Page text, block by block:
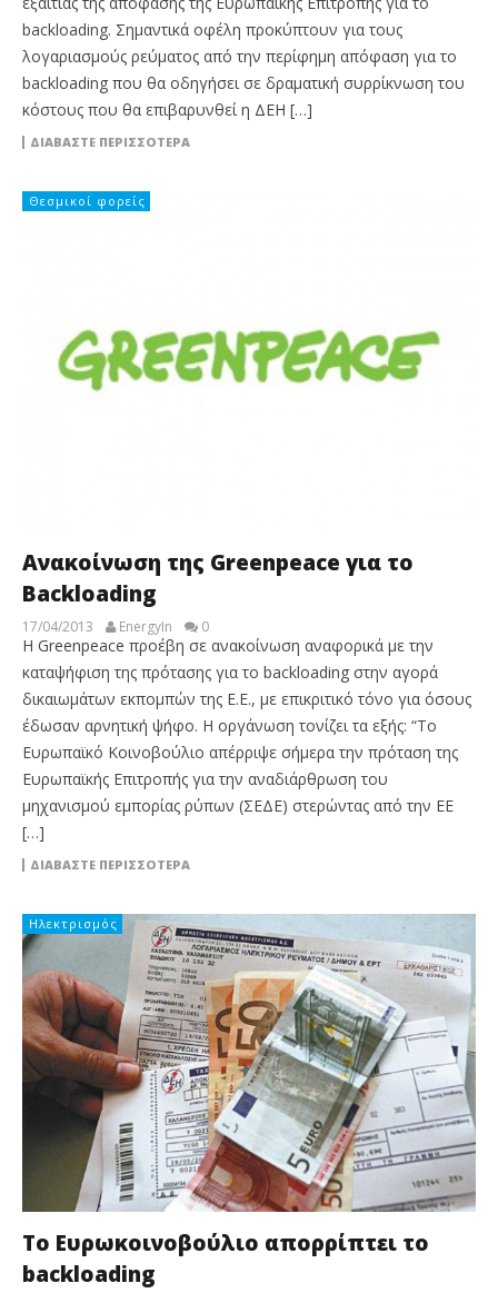
backloading. Σημαντικά οφέλη προκύπτουν για τους
λογαριασμούς ρεύματος από την περίφημη απόφαση για το
backloading που θα οδηγήσει σε δραματική συρρίκνωση του
κόστους που θα επιβαρυνθεί η ΔΕΗ […]
ΔΙΑΒΆΣΤΕ ΠΕΡΙΣΣΌΤΕΡΑ
Θεσμικοί φορείς
Ανακοίνωση της Greenpeace για το
Backloading
17/04/2013 EnergyIn 0
Η Greenpeace προέβη σε ανακοίνωση αναφορικά με την
καταψήφιση της πρότασης για το backloading στην αγορά
δικαιωμάτων εκπομπών της Ε.Ε., με επικριτικό τόνο για όσους
έδωσαν αρνητική ψήφο. Η οργάνωση τονίζει τα εξής: “Το
Ευρωπαϊκό Κοινοβούλιο απέρριψε σήμερα την πρόταση της
Ευρωπαϊκής Επιτροπής για την αναδιάρθρωση του
μηχανισμού εμπορίας ρύπων (ΣΕΔΕ) στερώντας από την ΕΕ
[…]
ΔΙΑΒΆΣΤΕ ΠΕΡΙΣΣΌΤΕΡΑ
Ηλεκτρισμός
To Ευρωκοινοβούλιο απορρίπτει το
backloading